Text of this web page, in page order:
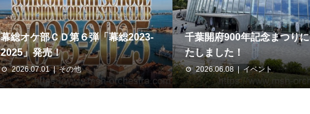
幕総オケ部ＣＤ第６弾「幕総2023-
2025」発売！
2026.07.01 その他
千葉開府900年記念まつり
たしました！
2026.06.08 イベント